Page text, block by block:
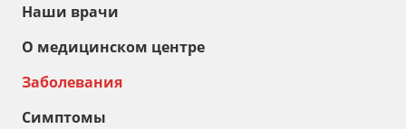
Наши врачи
О медицинском центре
Заболевания
Симптомы